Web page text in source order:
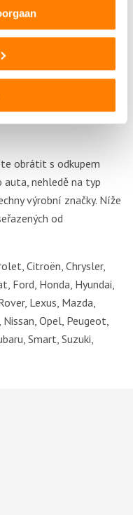
a následně
prodávají i se zárukou.
destiček, disků,
i pneumatik.
na demontážní
obrátit s odkupem
nehledě na typ
výrobní značky. Níže
od
Citroën, Chrysler,
Ford, Honda, Hyundai,
Lexus, Mazda,
Opel, Peugeot,
Smart, Suzuki,